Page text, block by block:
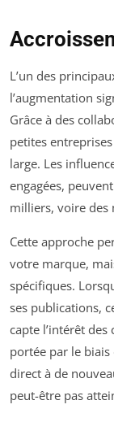
L’un des
l’augmentation
Grâce à des
petites
large. Les
engagées,
milliers, voire des
Cette approche
votre marque,
spécifiques.
ses publications,
capte l’intérêt
portée par le biais
direct à de
peut-être pas